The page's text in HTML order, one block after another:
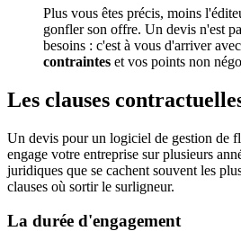
Plus vous êtes précis, moins
gonfler son offre. Un devis n'est
besoins : c'est à vous d'arriver
contraintes et vos points non
Les clauses
Un devis pour un logiciel de gestion de
engage votre entreprise sur plusieurs
juridiques que se cachent souvent les
clauses où sortir le surligneur.
La durée d'engagement